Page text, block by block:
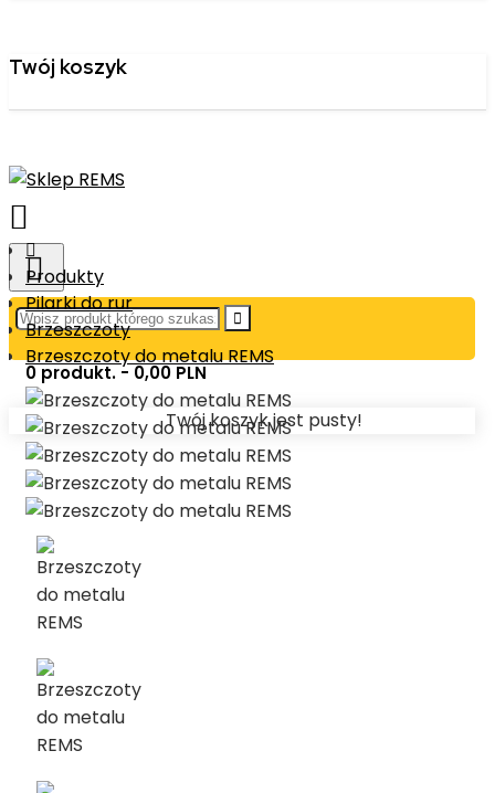
Twój koszyk
0 produkt. - 0,00 PLN
Twój koszyk jest pusty!
Produkty
Pilarki do rur
Brzeszczoty
Brzeszczoty do metalu REMS